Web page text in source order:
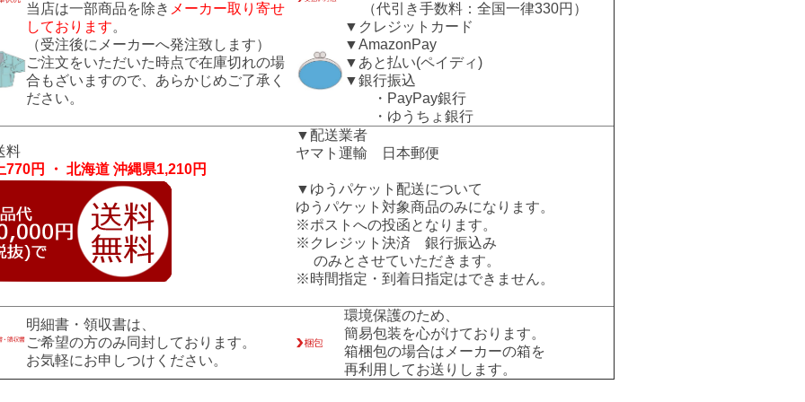
当店は一部商品を除き メーカー取り寄せ
しております。
（受注後にメーカーへ発注致します）
ご注文をいただいた時点で在庫切れの場
合もざいますので、あらかじめご了承く
ださい。
（代引き手数料：全国一律330円）
▼クレジットカード
▼AmazonPay
▼あと払い(ペイディ)
▼銀行振込
・PayPay銀行
・ゆうちょ銀行
料
770円 ・ 北海道 沖縄県1,210円
▼配送業者
ヤマト運輸 日本郵便
▼ゆうパケット配送について
ゆうパケット対象商品のみになります。
※ポストへの投函となります。
※クレジット決済 銀行振込み
のみとさせていただきます。
※時間指定・到着日指定はできません。
明細書・領収書は、
ご希望の方のみ同封しております。
お気軽にお申しつけください。
環境保護のため、
簡易包装を心がけております。
箱梱包の場合はメーカーの箱を
再利用してお送りします。